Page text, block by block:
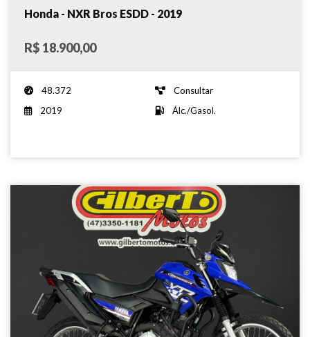
Honda - NXR Bros ESDD - 2019
R$ 18.900,00
48.372
Consultar
2019
Álc./Gasol.